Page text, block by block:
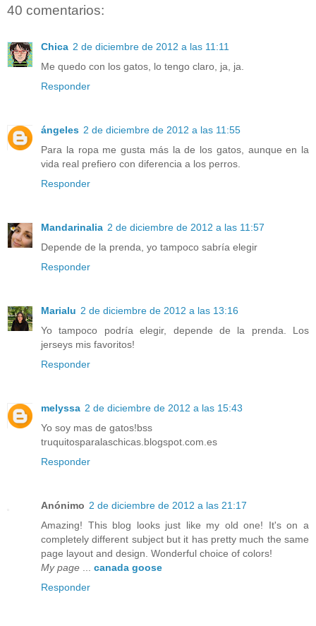
40 comentarios:
Chica 2 de diciembre de 2012 a las 11:11
Me quedo con los gatos, lo tengo claro, ja, ja.
Responder
ángeles 2 de diciembre de 2012 a las 11:55
Para la ropa me gusta más la de los gatos, aunque en la
vida real prefiero con diferencia a los perros.
Responder
Mandarinalia 2 de diciembre de 2012 a las 11:57
Depende de la prenda, yo tampoco sabría elegir
Responder
Marialu 2 de diciembre de 2012 a las 13:16
Yo tampoco podría elegir, depende de la prenda. Los
jerseys mis favoritos!
Responder
melyssa 2 de diciembre de 2012 a las 15:43
Yo soy mas de gatos!bss
truquitosparalaschicas.blogspot.com.es
Responder
Anónimo 2 de diciembre de 2012 a las 21:17
Amazing! This blog looks just like my old one! It's on a
completely different subject but it has pretty much the same
page layout and design. Wonderful choice of colors!
My page
canada goose
Responder